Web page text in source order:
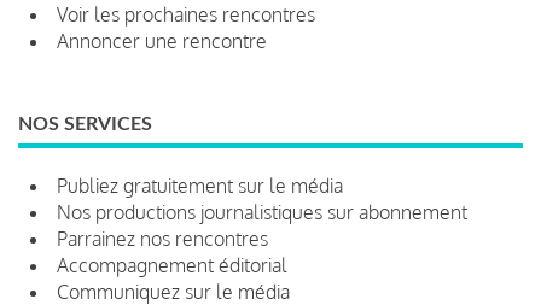
Voir les prochaines rencontres
Annoncer une rencontre
NOS SERVICES
Publiez gratuitement sur le média
Nos productions journalistiques sur abonnement
Parrainez nos rencontres
Accompagnement éditorial
Communiquez sur le média